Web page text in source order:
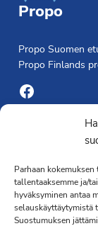
Parhaan
tallentaaksemme ja/
hyväksyminen antaa
Suostumuksen
Propo
Propo Suomen
Propo Finlands
Facebook
Laivapojankatu 3
toimisto@propo.fi